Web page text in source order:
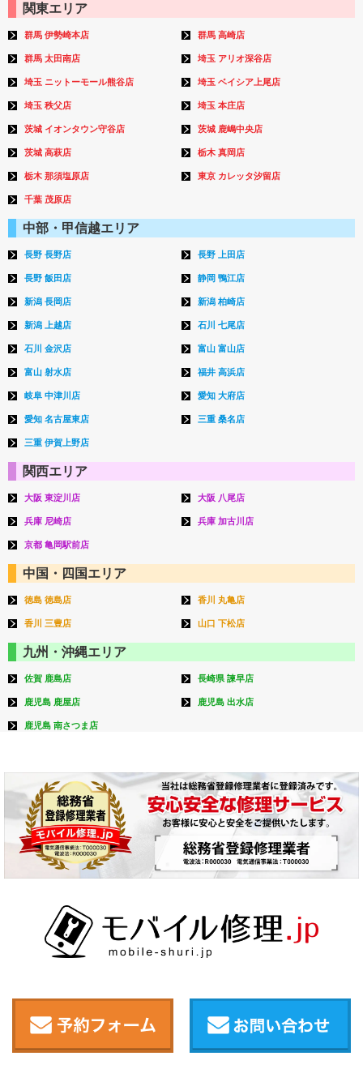
関東エリア
群馬 伊勢崎本店 群馬 高崎店
群馬 太田南店 埼玉 アリオ深谷店
埼玉 ニットーモール熊谷店 埼玉 ベイシア上尾店
埼玉 秩父店 埼玉 本庄店
茨城 イオンタウン守谷店 茨城 鹿嶋中央店
茨城 高萩店 栃木 真岡店
栃木 那須塩原店 東京 カレッタ汐留店
千葉 茂原店
中部・甲信越エリア
長野 長野店 長野 上田店
長野 飯田店 静岡 鴨江店
新潟 長岡店 新潟 柏崎店
新潟 上越店 石川 七尾店
石川 金沢店 富山 富山店
富山 射水店 福井 高浜店
岐阜 中津川店 愛知 大府店
愛知 名古屋東店 三重 桑名店
三重 伊賀上野店
関西エリア
大阪 東淀川店 大阪 八尾店
兵庫 尼崎店 兵庫 加古川店
京都 亀岡駅前店
中国・四国エリア
徳島 徳島店 香川 丸亀店
香川 三豊店 山口 下松店
九州・沖縄エリア
佐賀 鹿島店 長崎県 諫早店
鹿児島 鹿屋店 鹿児島 出水店
鹿児島 南さつま店